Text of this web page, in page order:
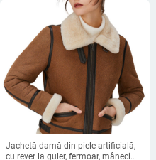
Jachetă damă din piele artificială,
cu rever la guler, fermoar, mâneci